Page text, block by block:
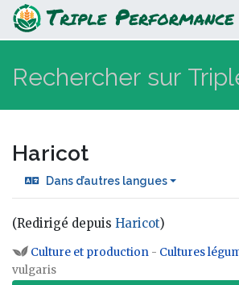
Haricot
Haricot
Dans d’autres langues
(Redirigé depuis Haricot)
Aller à :navigation,rechercher
Culture et production - Cultures
vulgaris